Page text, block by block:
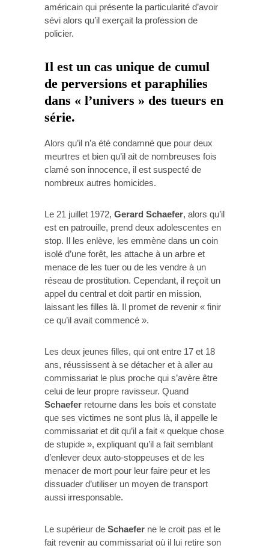
américain qui présente la particularité d’avoir
sévi alors qu’il exerçait la profession de
policier.
Il est un cas unique de cumul
de perversions et paraphilies
dans « l’univers » des tueurs en
série.
Alors qu’il n’a été condamné que pour deux
meurtres et bien qu’il ait de nombreuses fois
clamé son innocence, il est suspecté de
nombreux autres homicides.
Le 21 juillet 1972, Gerard Schaefer, alors qu’il
est en patrouille, prend deux adolescentes en
stop. Il les enlève, les emmène dans un coin
isolé d’une forêt, les attache à un arbre et
menace de les tuer ou de les vendre à un
réseau de prostitution. Cependant, il reçoit un
appel du central et doit partir en mission,
laissant les filles là. Il promet de revenir « finir
ce qu’il avait commencé ».
Les deux jeunes filles, qui ont entre 17 et 18
ans, réussissent à se détacher et à aller au
commissariat le plus proche qui s’avère être
celui de leur propre ravisseur. Quand
Schaefer retourne dans les bois et constate
que ses victimes ne sont plus là, il appelle le
commissariat et dit qu’il a fait « quelque chose
de stupide », expliquant qu’il a fait semblant
d’enlever deux auto-stoppeuses et de les
menacer de mort pour leur faire peur et les
dissuader d’utiliser un moyen de transport
aussi irresponsable.
Le supérieur de Schaefer ne le croit pas et le
fait revenir au commissariat où il lui retire son